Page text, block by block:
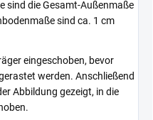
sind die Gesamt-Außenmaße
sind ca. 1 cm
eingeschoben, bevor
werden. Anschließend
Abbildung gezeigt, in die